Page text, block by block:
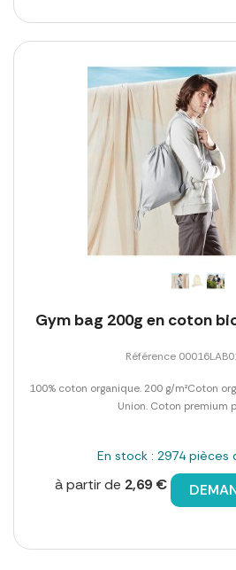
Gym bag 200g en coton
Référence
100% coton organique. 200 g/m²Coton
Union. Coton premium
En stock : 2974 pièces
à partir de 2,69 €